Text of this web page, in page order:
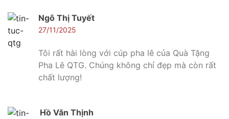
Ngô Thị Tuyết
27/11/2025
Tôi rất hài lòng với cúp pha lê của Quà Tặng
Pha Lê QTG. Chúng không chỉ đẹp mà còn rất
chất lượng!
Hồ Văn Thịnh